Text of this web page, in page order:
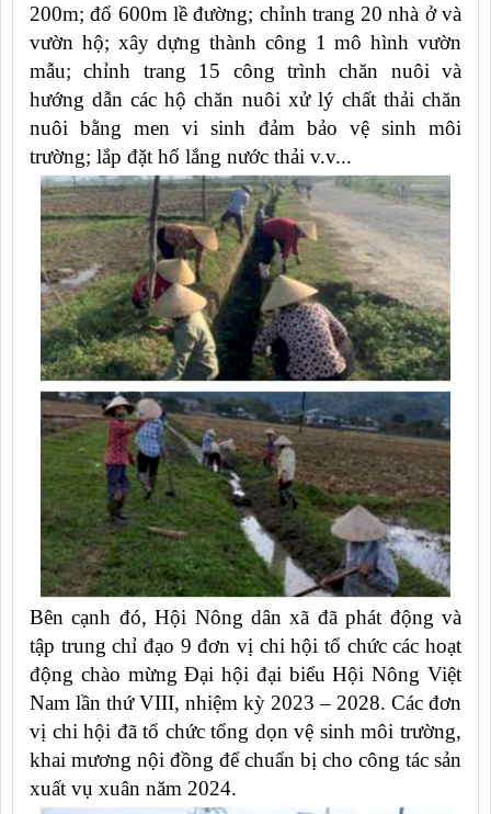
200m; đổ 600m lề đường; chỉnh trang 20 nhà ở và
vườn hộ; xây dựng thành công 1 mô hình vườn
mẫu; chỉnh trang 15 công trình chăn nuôi và
hướng dẫn các hộ chăn nuôi xử lý chất thải chăn
nuôi bằng men vi sinh đảm bảo vệ sinh môi
trường; lắp đặt hố lắng nước thải v.v...
Bên cạnh đó, Hội Nông dân xã đã phát động và
tập trung chỉ đạo 9 đơn vị chi hội tổ chức các hoạt
động chào mừng Đại hội đại biểu Hội Nông Việt
Nam lần thứ VIII, nhiệm kỳ 2023 – 2028. Các đơn
vị chi hội đã tổ chức tổng dọn vệ sinh môi trường,
khai mương nội đồng để chuẩn bị cho công tác sản
xuất vụ xuân năm 2024.